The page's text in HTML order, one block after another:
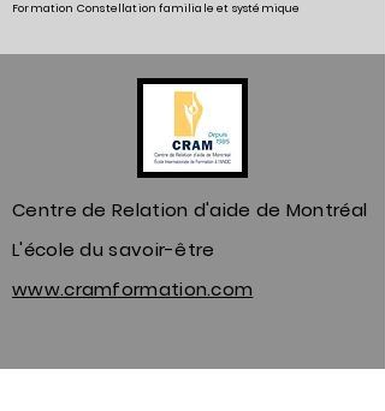
Formation Constellation familiale et systémique
Centre de Relation d'aide de Montréal
L'école du savoir-être
www.cramformation.com